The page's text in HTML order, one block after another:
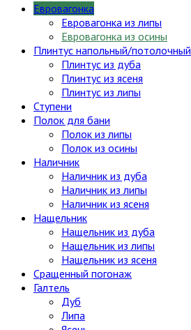
Евровагонка
Евровагонка из липы
Евровагонка из осины
Плинтус напольный/потолочный
Плинтус из дуба
Плинтус из ясеня
Плинтус из липы
Ступени
Полок для бани
Полок из липы
Полок из осины
Наличник
Наличник из дуба
Наличник из липы
Наличник из ясеня
Нащельник
Нащельник из дуба
Нащельник из липы
Нащельник из ясеня
Сращенный погонаж
Галтель
Дуб
Липа